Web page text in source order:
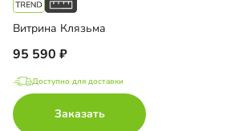
Витрина Клязьма
95 590
Доступно для доставки
Заказать